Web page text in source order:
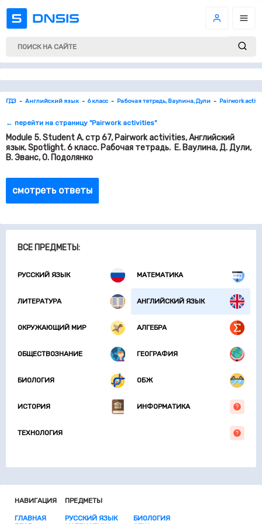
ВСЕ ПРЕДМЕТЫ:
РУССКИЙ ЯЗЫК МАТЕМАТИКА
ЛИТЕРАТУРА АНГЛИЙСКИЙ ЯЗЫК
ОКРУЖАЮЩИЙ МИР АЛГЕБРА
ОБЩЕСТВОЗНАНИЕ ГЕОГРАФИЯ
БИОЛОГИЯ ОБЖ
ИСТОРИЯ ИНФОРМАТИКА
ТЕХНОЛОГИЯ
ГДЗ Английский язык 6 класс Рабочая тетрадь, Ваулина, Дули Pairwork
← перейти на страницу "Pairwork activities"
Module 5. Student A. стр 67, Pairwork activities, Английский
язык. Spotlight. 6 класс. Рабочая тетрадь. Е. Ваулина, Д. Дули,
В. Эванс, О. Подолянко
смотреть ответы
НАВИГАЦИЯ
ГЛАВНАЯ
ПРЕДМЕТЫ
РУССКИЙ ЯЗЫК
БИОЛОГИЯ